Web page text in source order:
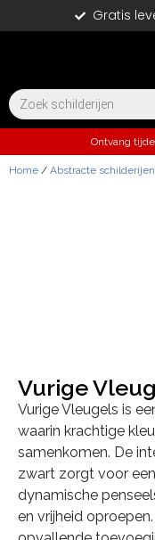
Gratis
Ontvang
Home / Abstracte schilderijen
Vurige
Vurige Vleugels is
waarin krachtige
samenkomen. De
zwart zorgt voor
dynamische
en vrijheid